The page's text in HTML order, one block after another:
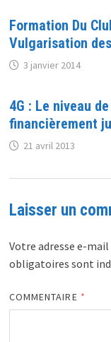
Formation Du
Vulgarisation
3 janvier 2014
4G : Le niveau
financièrement
21 avril 2013
Laisser un
Votre adresse e-
obligatoires sont
COMMENTAIRE *